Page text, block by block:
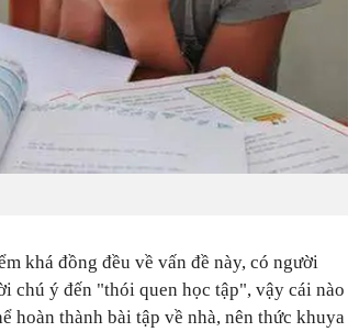
khá đồng đều về vấn đề này, có người
chú ý đến "thói quen học tập", vậy cái nào
hoàn thành bài tập về nhà, nên thức khuya